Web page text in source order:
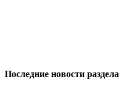
Последние новости раздела